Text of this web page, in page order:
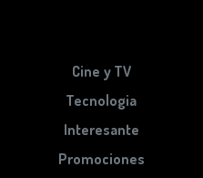
Cine y TV
Tecnologia
Interesante
Promociones